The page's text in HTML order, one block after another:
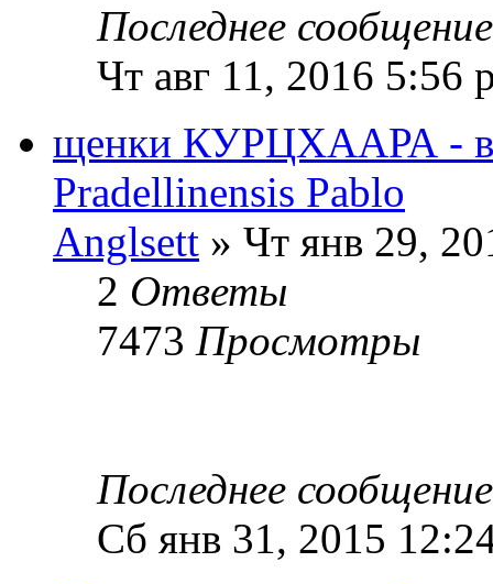
Последнее
Чт авг 11, 2016 5:56
щенки КУРЦХААРА -
Pradellinensis Pablo
Anglsett » Чт янв 29,
2 Ответы
7473 Просмотры
Последнее
Сб янв 31, 2015